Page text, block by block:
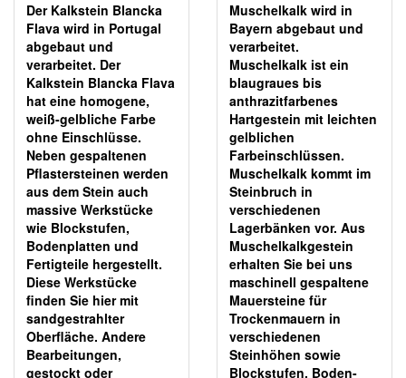
Der Kalkstein Blancka
Flava wird in Portugal
abgebaut und
verarbeitet. Der
Kalkstein Blancka Flava
hat eine homogene,
weiß-gelbliche Farbe
ohne Einschlüsse.
Neben gespaltenen
Pflastersteinen werden
aus dem Stein auch
massive Werkstücke
wie Blockstufen,
Bodenplatten und
Fertigteile hergestellt.
Diese Werkstücke
finden Sie hier mit
sandgestrahlter
Oberfläche. Andere
Bearbeitungen,
gestockt oder
Muschelkalk wird in
Bayern abgebaut und
verarbeitet.
Muschelkalk ist ein
blaugraues bis
anthrazitfarbenes
Hartgestein mit leichten
gelblichen
Farbeinschlüssen.
Muschelkalk kommt im
Steinbruch in
verschiedenen
Lagerbänken vor. Aus
Muschelkalkgestein
erhalten Sie bei uns
maschinell gespaltene
Mauersteine für
Trockenmauern in
verschiedenen
Steinhöhen sowie
Blockstufen, Boden-